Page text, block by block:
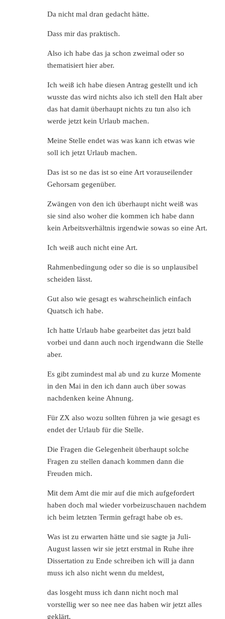
Da nicht mal dran gedacht hätte.
Dass mir das praktisch.
Also ich habe das ja schon zweimal oder so
thematisiert hier aber.
Ich weiß ich habe diesen Antrag gestellt und ich
wusste das wird nichts also ich stell den Halt aber
das hat damit überhaupt nichts zu tun also ich
werde jetzt kein Urlaub machen.
Meine Stelle endet was was kann ich etwas wie
soll ich jetzt Urlaub machen.
Das ist so ne das ist so eine Art vorauseilender
Gehorsam gegenüber.
Zwängen von den ich überhaupt nicht weiß was
sie sind also woher die kommen ich habe dann
kein Arbeitsverhältnis irgendwie sowas so eine Art.
Ich weiß auch nicht eine Art.
Rahmenbedingung oder so die is so unplausibel
scheiden lässt.
Gut also wie gesagt es wahrscheinlich einfach
Quatsch ich habe.
Ich hatte Urlaub habe gearbeitet das jetzt bald
vorbei und dann auch noch irgendwann die Stelle
aber.
Es gibt zumindest mal ab und zu kurze Momente
in den Mai in den ich dann auch über sowas
nachdenken keine Ahnung.
Für ZX also wozu sollten führen ja wie gesagt es
endet der Urlaub für die Stelle.
Die Fragen die Gelegenheit überhaupt solche
Fragen zu stellen danach kommen dann die
Freuden mich.
Mit dem Amt die mir auf die mich aufgefordert
haben doch mal wieder vorbeizuschauen nachdem
ich beim letzten Termin gefragt habe ob es.
Was ist zu erwarten hätte und sie sagte ja Juli-
August lassen wir sie jetzt erstmal in Ruhe ihre
Dissertation zu Ende schreiben ich will ja dann
muss ich also nicht wenn du meldest,
das losgeht muss ich dann nicht noch mal
vorstellig wer so nee nee das haben wir jetzt alles
geklärt,